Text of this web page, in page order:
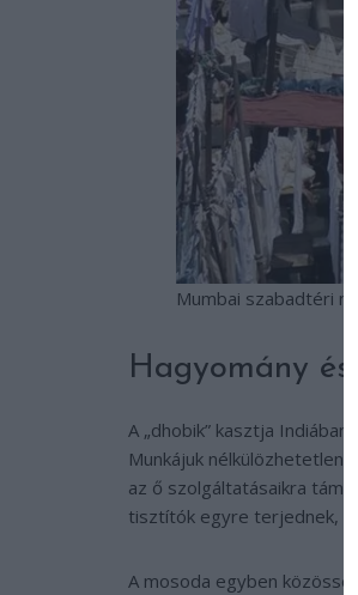
Mumbai szabadtéri
Hagyomány
A „dhobik” kasztja
Munkájuk nélkülözhetetlen
az ő szolgáltatásaikra
tisztítók egyre terjednek, a
A mosoda egyben